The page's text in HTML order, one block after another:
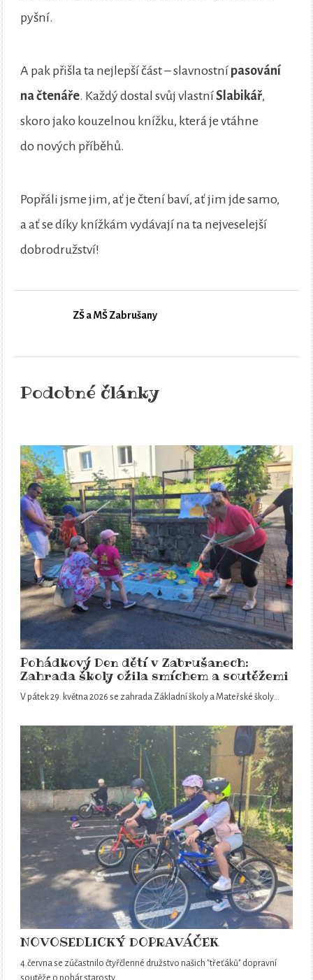
pyšní.
A pak přišla ta nejlepší část – slavnostní pasování
na čtenáře. Každý dostal svůj vlastníSlabikář,
skoro jako kouzelnou knížku, která je vtáhne
do nových příběhů.
Popřáli jsme jim, ať je čtení baví, ať jim jde samo,
a ať se díky knížkám vydávají na ta nejveselejší
dobrodružství!
ZŠ a MŠ Zabrušany
Podobné články
Pohádkový Den dětí v Zabrušanech:
Zahrada školy ožila smíchem a soutěžemi
V pátek 29. května 2026 se zahrada Základní školy a Mateřské školy…
NOVOSEDLICKÝ DOPRAVÁČEK
4.června se zúčastnilo čtyřčlenné družstvo našich "třeťáků" dopravní